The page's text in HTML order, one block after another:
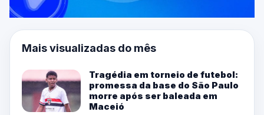
Mais visualizadas do mês
Tragédia em torneio de futebol:
promessa da base do São Paulo
morre após ser baleada em
Maceió